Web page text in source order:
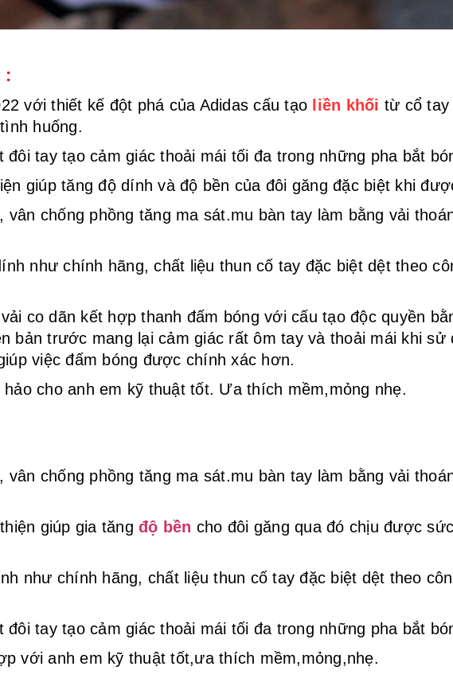
:
với thiết kế đột phá của Adidas cấu tạo liền khối từ cổ tay
huống.
đôi tay tạo cảm giác thoải mái tối đa trong những pha bắt
giúp tăng độ dính và độ bền của đôi găng đặc biệt khi
vân chống phồng tăng ma sát.mu bàn tay làm bằng vải
như chính hãng, chất liệu thun cố tay đặc biệt dệt theo
co dãn kết hợp thanh đấm bóng với cấu tạo độc quyền
bản trước mang lại cảm giác rất ôm tay và thoải mái khi sử
việc đấm bóng được chính xác hơn.
cho anh em kỹ thuật tốt. Ưa thích mềm,mỏng nhẹ.
vân chống phồng tăng ma sát.mu bàn tay làm bằng vải
giúp gia tăng độ bền cho đôi găng qua đó chịu được
như chính hãng, chất liệu thun cố tay đặc biệt dệt theo
đôi tay tạo cảm giác thoải mái tối đa trong những pha bắt
với anh em kỹ thuật tốt,ưa thích mềm,mỏng,nhẹ.